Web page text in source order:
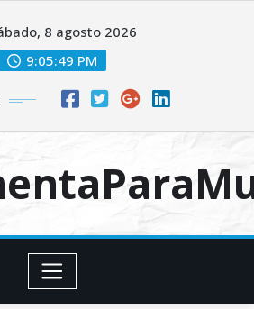
8 agosto 2026
9:05:50 PM